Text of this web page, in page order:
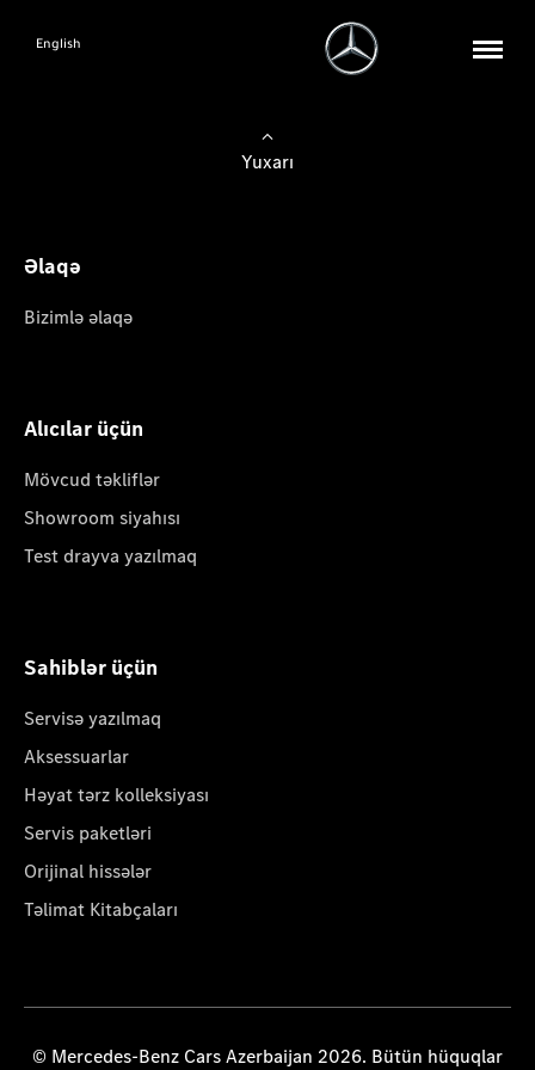
English
Yuxarı
Əlaqə
Bizimlə əlaqə
Alıcılar üçün
Mövcud təkliflər
Showroom siyahısı
Test drayva yazılmaq
Sahiblər üçün
Servisə yazılmaq
Aksessuarlar
Həyat tərz kolleksiyası
Servis paketləri
Orijinal hissələr
Təlimat Kitabçaları
© Mercedes-Benz Cars Azerbaijan 2026. Bütün hüquqlar